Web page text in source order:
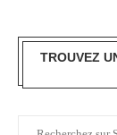
TROUVEZ